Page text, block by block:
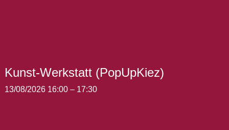
Kunst-Werkstatt (PopUpKiez)
13/08/2026 16:00– 17:30